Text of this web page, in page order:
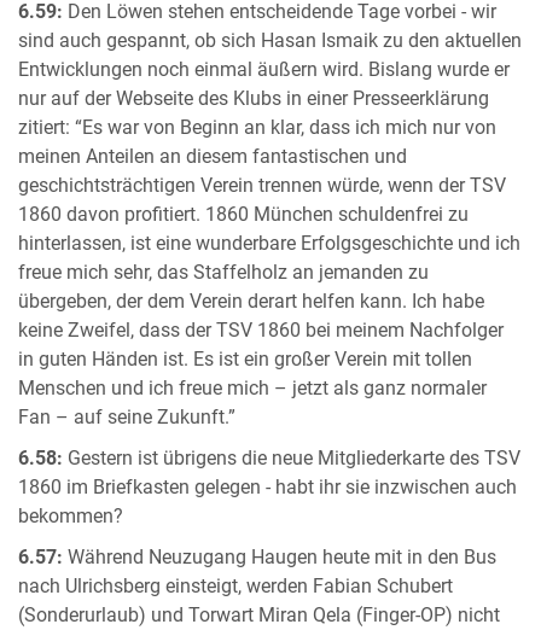
6.59: Den Löwen stehen entscheidende Tage vorbei - wir
sind auch gespannt, ob sich Hasan Ismaik zu den aktuellen
Entwicklungen noch einmal äußern wird. Bislang wurde er
nur auf der Webseite des Klubs in einer Presseerklärung
zitiert: “Es war von Beginn an klar, dass ich mich nur von
meinen Anteilen an diesem fantastischen und
geschichtsträchtigen Verein trennen würde, wenn der TSV
1860 davon profitiert. 1860 München schuldenfrei zu
hinterlassen, ist eine wunderbare Erfolgsgeschichte und ich
freue mich sehr, das Staffelholz an jemanden zu
übergeben, der dem Verein derart helfen kann. Ich habe
keine Zweifel, dass der TSV 1860 bei meinem Nachfolger
in guten Händen ist. Es ist ein großer Verein mit tollen
Menschen und ich freue mich – jetzt als ganz normaler
Fan – auf seine Zukunft.”
6.58: Gestern ist übrigens die neue Mitgliederkarte des TSV
1860 im Briefkasten gelegen - habt ihr sie inzwischen auch
bekommen?
6.57: Während Neuzugang Haugen heute mit in den Bus
nach Ulrichsberg einsteigt, werden Fabian Schubert
(Sonderurlaub) und Torwart Miran Qela (Finger-OP) nicht